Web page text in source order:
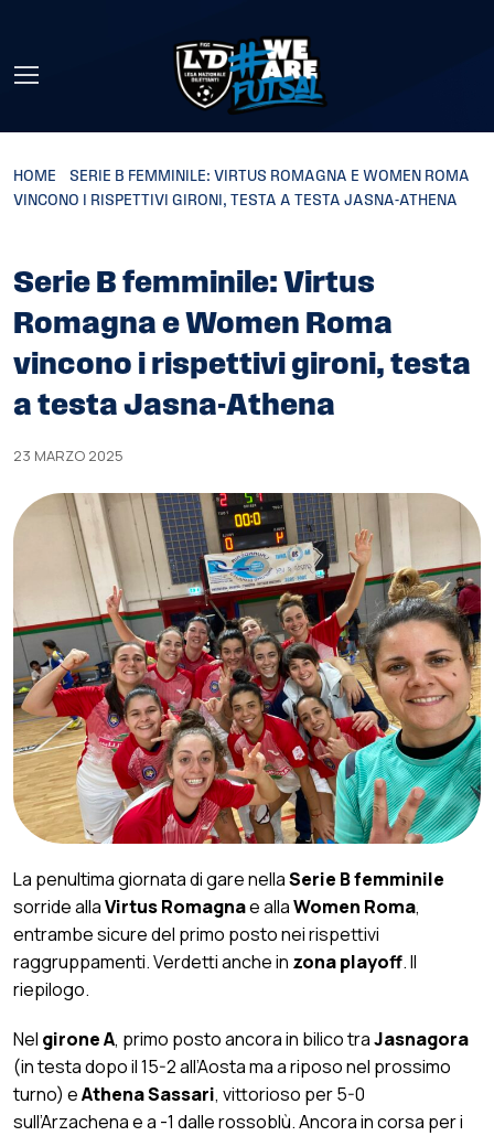
HOME
SERIE B FEMMINILE: VIRTUS ROMAGNA E WOMEN ROMA
VINCONO I RISPETTIVI GIRONI, TESTA A TESTA JASNA-ATHENA
Serie B femminile: Virtus
Romagna e Women Roma
vincono i rispettivi gironi, testa
a testa Jasna-Athena
23 MARZO 2025
La penultima giornata di gare nellaSerie B femminile
sorride allaVirtus Romagnae allaWomen Roma,
entrambe sicure del primo posto nei rispettivi
raggruppamenti. Verdetti anche in zona playoff. Il
riepilogo.
Nel girone A, primo posto ancora in bilico traJasnagora
(in testa dopo il 15-2 all’Aosta ma a riposo nel prossimo
turno) eAthena Sassari, vittorioso per 5-0
sull’Arzachena e a -1 dalle rossoblù. Ancora in corsa per i